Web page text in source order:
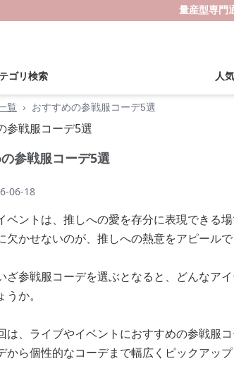
量産型専門
ゴリ検索 人
覧 › おすすめの参戦服コーデ5選
参戦服コーデ5選
06-18
ベントは、推しへの愛を存分に表現できる場
欠かせないのが、推しへの熱意をアピールで
ざ参戦服コーデを選ぶとなると、どんなア
か。
は、ライブやイベントにおすすめの参戦服コ
から個性的なコーデまで幅広くピックアッ